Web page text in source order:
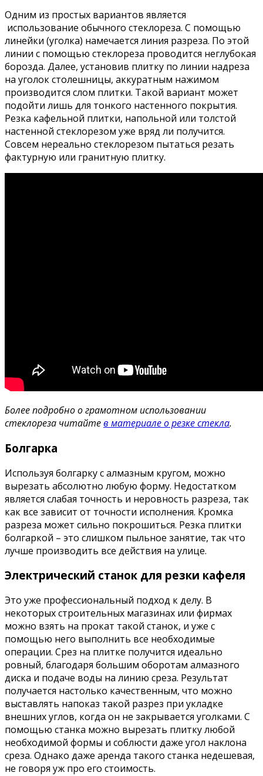
Одним из простых вариантов является
использование обычного стеклореза. С помощью
линейки (уголка) намечается линия разреза. По этой
линии с помощью стеклореза проводится неглубокая
борозда. Далее, установив плитку по линии надреза
на уголок столешницы, аккуратным нажимом
производится слом плитки. Такой вариант может
подойти лишь для тонкого настенного покрытия.
Резка кафельной плитки, напольной или толстой
настенной стеклорезом уже вряд ли получится.
Совсем нереально стеклорезом пытаться резать
фактурную или гранитную плитку.
Более подробно о грамотном использовании
стеклореза читайтев материале о резке стекла.
Болгарка
Используя болгарку с алмазным кругом, можно
вырезать абсолютно любую форму. Недостатком
является слабая точность и неровность разреза, так
как все зависит от точности исполнения. Кромка
разреза может сильно покрошиться. Резка плитки
болгаркой – это слишком пыльное занятие, так что
лучше производить все действия на улице.
Электрический станок для резки кафеля
Это уже профессиональный подход к делу. В
некоторых строительных магазинах или фирмах
можно взять на прокат такой станок, и уже с
помощью него выполнить все необходимые
операции. Срез на плитке получится идеально
ровный, благодаря большим оборотам алмазного
диска и подаче воды на линию среза. Результат
получается настолько качественным, что можно
выставлять напоказ такой разрез при укладке
внешних углов, когда он не закрывается уголками. С
помощью станка можно вырезать плитку любой
необходимой формы и соблюсти даже угол наклона
среза. Однако даже аренда такого станка недешевая,
не говоря уж про его стоимость.